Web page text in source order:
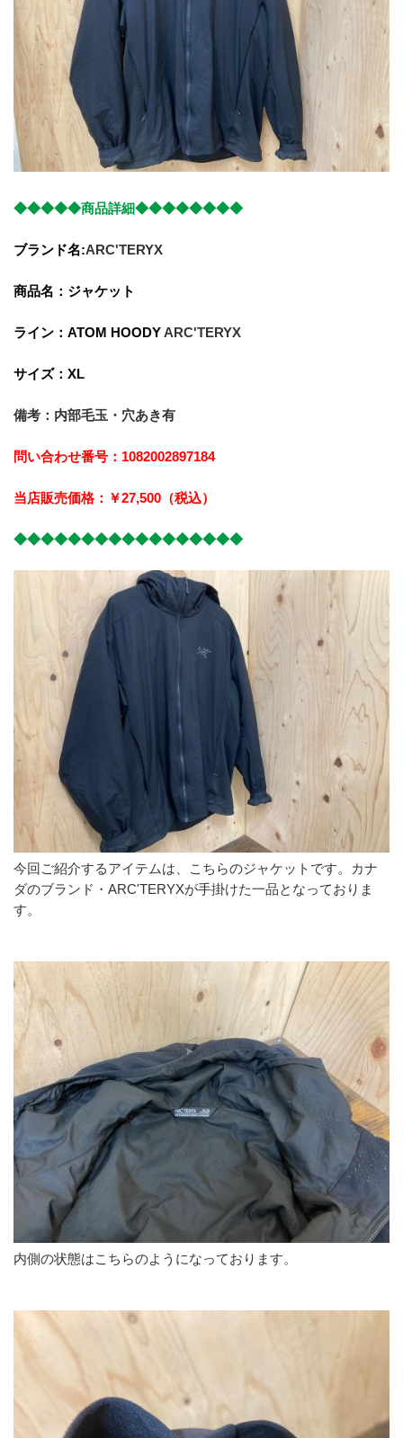
◆◆◆◆◆商品詳細◆◆◆◆◆◆◆◆
ブランド名:ARC'TERYX
商品名：ジャケット
ライン：ATOM HOODY ARC'TERYX
サイズ：XL
備考：内部毛玉・穴あき有
問い合わせ番号：1082002897184
当店販売価格：￥27,500﻿（税込）
◆◆◆◆◆◆◆◆◆◆◆◆◆◆◆◆◆
今回ご紹介するアイテムは、こちらのジャケットです。カナ
ダのブランド・ARC'TERYXが手掛けた一品となっておりま
す。
内側の状態はこちらのようになっております。